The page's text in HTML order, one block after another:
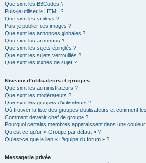
Que sont les BBCodes ?
Puis-je utiliser le HTML ?
Que sont les smileys ?
Puis-je publier des images ?
Que sont les annonces globales ?
Que sont les annonces ?
Que sont les sujets épinglés ?
Que sont les sujets verrouillés ?
Que sont les icônes de sujet ?
Niveaux d’utilisateurs et groupes
Que sont les administrateurs ?
Que sont les modérateurs ?
Que sont les groupes d’utilisateurs ?
Où trouver la liste des groupes d’utilisateurs et comment
Comment devenir chef de groupe ?
Pourquoi certains membres apparaissent dans une
Qu’est-ce qu’un « Groupe par défaut » ?
Qu’est-ce que le lien « L’équipe du forum » ?
Messagerie privée